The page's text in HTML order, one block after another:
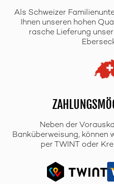
Als Schweizer
Ihnen unseren hohen
rasche Lieferung
Neben der
Banküberweisung, können
per TWINT oder